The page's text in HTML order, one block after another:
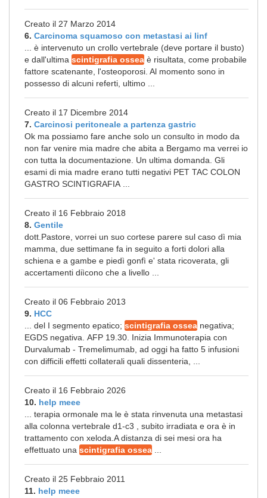
Creato il 27 Marzo 2014
6. Carcinoma squamoso con metastasi ai linf
... è intervenuto un crollo vertebrale (deve portare il busto)
e dall'ultima scintigrafia ossea è risultata, come probabile
fattore scatenante, l'osteoporosi. Al momento sono in
possesso di alcuni referti, ultimo ...
Creato il 17 Dicembre 2014
7. Carcinosi peritoneale a partenza gastric
Ok ma possiamo fare anche solo un consulto in modo da
non far venire mia madre che abita a Bergamo ma verrei io
con tutta la documentazione. Un ultima domanda. Gli
esami di mia madre erano tutti negativi PET TAC COLON
GASTRO SCINTIGRAFIA ...
Creato il 16 Febbraio 2018
8. Gentile
dott.Pastore, vorrei un suo cortese parere sul caso dì mia
mamma, due settimane fa in seguito a forti dolori alla
schiena e a gambe e piedì gonfì e' stata ricoverata, gli
accertamenti diìcono che a livello ...
Creato il 06 Febbraio 2013
9. HCC
... del I segmento epatico; scintigrafia ossea negativa;
EGDS negativa. AFP 19.30. Inizia Immunoterapia con
Durvalumab - Tremelimumab, ad oggi ha fatto 5 infusioni
con difficili effetti collaterali quali dissenteria, ...
Creato il 16 Febbraio 2026
10. help meee
... terapia ormonale ma le è stata rinvenuta una metastasi
alla colonna vertebrale d1-c3 , subito irradiata e ora è in
trattamento con xeloda.A distanza di sei mesi ora ha
effettuato una scintigrafia ossea
Creato il 25 Febbraio 2011
11. help meee